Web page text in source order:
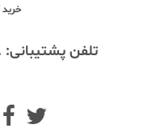
خرید
تلفن پشتیبانی: